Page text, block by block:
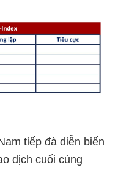
tiếp đà diễn biến
dịch cuối cùng